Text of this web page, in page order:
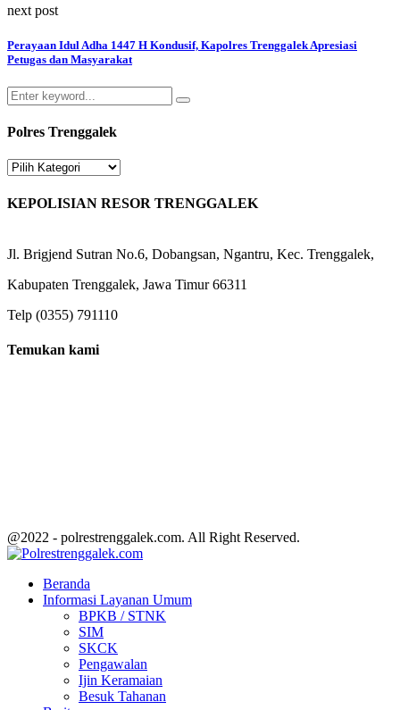
next post
Perayaan Idul Adha 1447 H Kondusif, Kapolres Trenggalek Apresiasi
Petugas dan Masyarakat
Search
for:
Search
Polres Trenggalek
Polres
KEPOLISIAN RESOR TRENGGALEK
Jl. Brigjend Sutran No.6, Dobangsan, Ngantru, Kec. Trenggalek,
Kabupaten Trenggalek, Jawa Timur 66311
Telp (0355) 791110
Temukan kami
@2022 - polrestrenggalek.com. All Right Reserved.
Beranda
Informasi Layanan Umum
BPKB / STNK
SIM
SKCK
Pengawalan
Ijin Keramaian
Besuk Tahanan